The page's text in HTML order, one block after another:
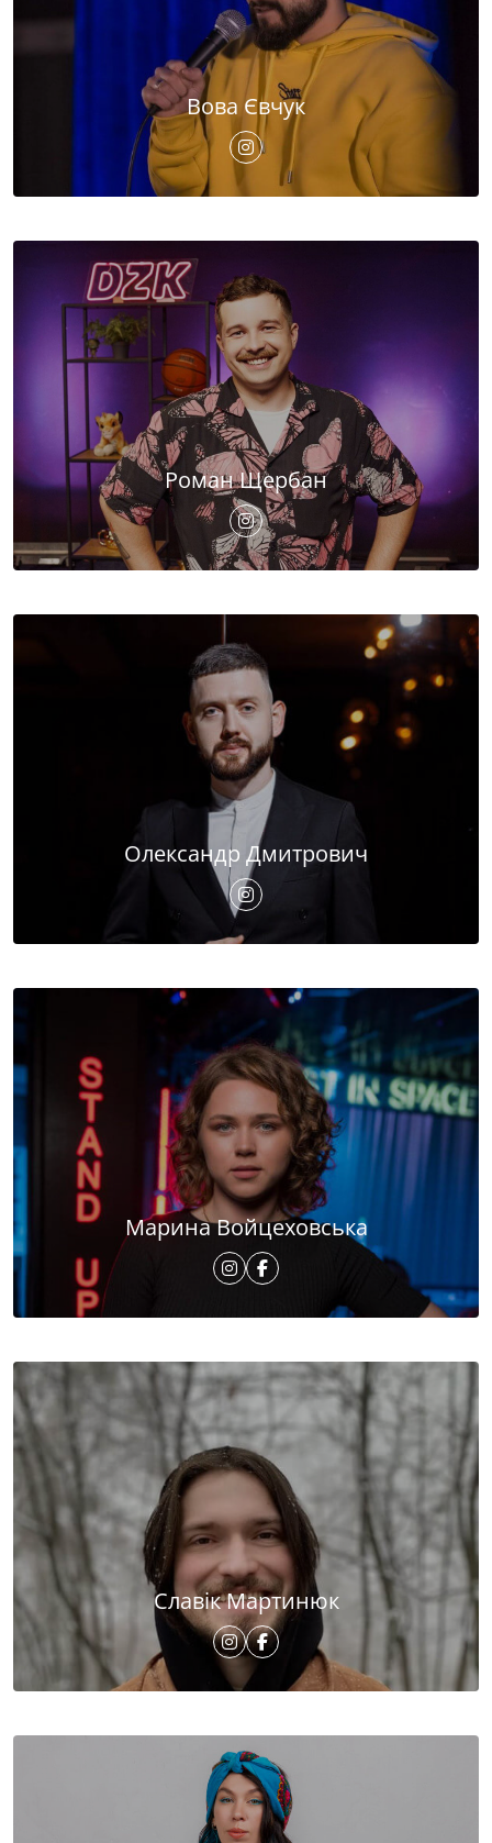
Вова Євчук
Роман Щербан
Олександр Дмитрович
Марина Войцеховська
Славік Мартинюк